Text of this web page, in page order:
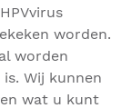
worden.
worden
Wij kunnen
wat u kunt